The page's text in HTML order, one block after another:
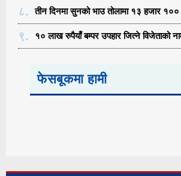
८. तीन दिनमा सुनको भाउ तोलामा १३ हजार
९. १० लाख रुपैयाँ बम्पर उपहार जित्ने विजेताको
फेसबूकमा हामी